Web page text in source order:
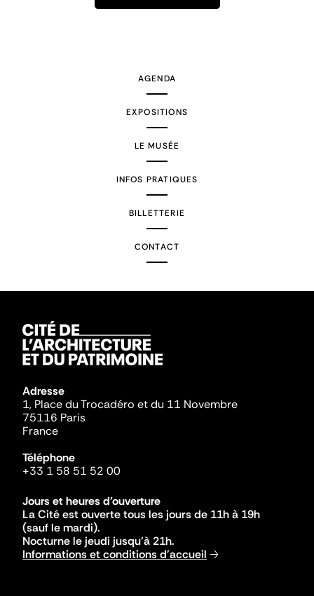
AGENDA
EXPOSITIONS
LE MUSÉE
INFOS PRATIQUES
BILLETTERIE
CONTACT
Adresse
1, Place du Trocadéro et du 11 Novembre
75116 Paris
France
Téléphone
+33 1 58 51 52 00
Jours et heures d'ouverture
La Cité est ouverte tous les jours de 11h à 19h
(sauf le mardi).
Nocturne le jeudi jusqu'à 21h.
Informations et conditions d'accueil